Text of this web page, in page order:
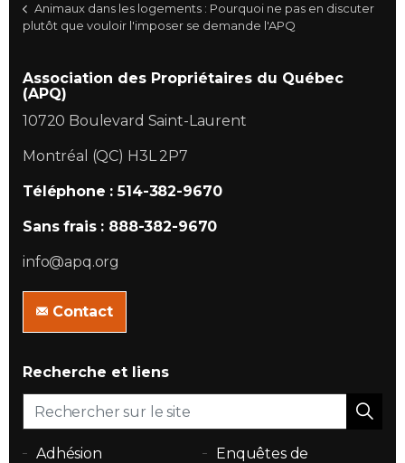
Animaux dans les logements : Pourquoi ne pas en discuter
plutôt que vouloir l'imposer se demande l'APQ
Association des Propriétaires du Québec
(APQ)
10720 Boulevard Saint-Laurent
Montréal (QC) H3L 2P7
Téléphone : 514-382-9670
Sans frais : 888-382-9670
info@apq.org
Contact
Recherche et liens
Adhésion
Enquêtes de